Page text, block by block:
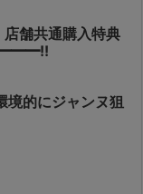
舗共通購入特典
境的にジャンヌ狙